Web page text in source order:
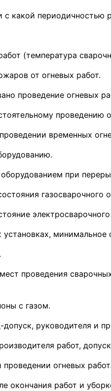
какой периодичностью
(температура
от огневых работ.
проведение огневых
проведению
временных
при
газосварочного
проведения
с газом.
руководителя и
работ,
огневых работ.
окончания работ и